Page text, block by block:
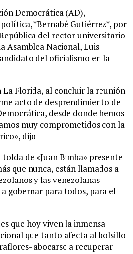
Democrática (AD),
*Bernabé Gutiérrez*, por
del rector universitario
Asamblea Nacional, Luis
del oficialismo en la
La Florida, al concluir la reunión
acto de desprendimiento de
desde donde hemos
muy comprometidos con la
dijo
de «Juan Bimba» presente
que nunca, están llamados a
y las venezolanas
gobernar para todos, para el
que hoy viven la inmensa
que tanto afecta al bolsillo
abocarse a recuperar